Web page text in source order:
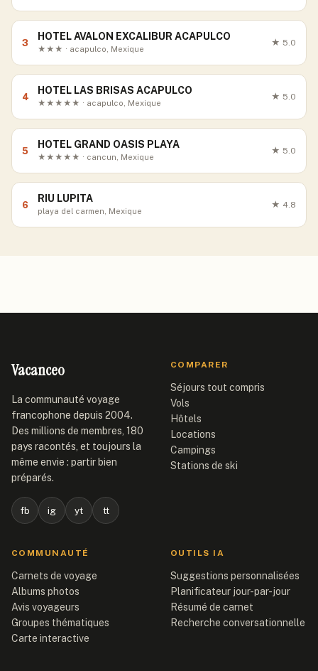
3
HOTEL AVALON EXCALIBUR ACAPULCO
★★★ · acapulco, Mexique
★ 5.0
4
HOTEL LAS BRISAS ACAPULCO
★★★★★ · acapulco, Mexique
★ 5.0
5
HOTEL GRAND OASIS PLAYA
★★★★★ · cancun, Mexique
★ 5.0
6
RIU LUPITA
playa del carmen, Mexique
★ 4.8
Vacanceo
La communauté voyage
francophone depuis 2004.
Des millions de membres, 180
pays racontés, et toujours la
même envie : partir bien
préparés.
fb ig yt tt
COMPARER
Séjours tout compris
Vols
Hôtels
Locations
Campings
Stations de ski
COMMUNAUTÉ
Carnets de voyage
Albums photos
Avis voyageurs
Groupes thématiques
Carte interactive
OUTILS IA
Suggestions personnalisées
Planificateur jour-par-jour
Résumé de carnet
Recherche conversationnelle